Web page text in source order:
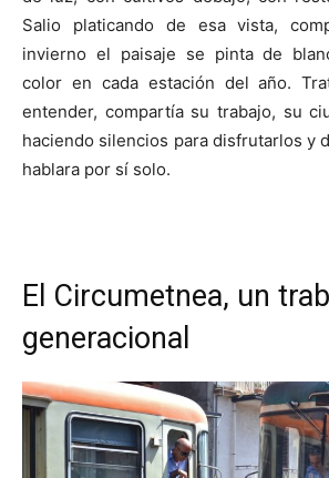
Salio platicando de esa vista,
invierno el paisaje se pinta de
color en cada estación del año.
entender, compartía su trabajo, su
haciendo silencios para disfrutarlos y
hablara por sí solo.
El Circumetnea, un
generacional